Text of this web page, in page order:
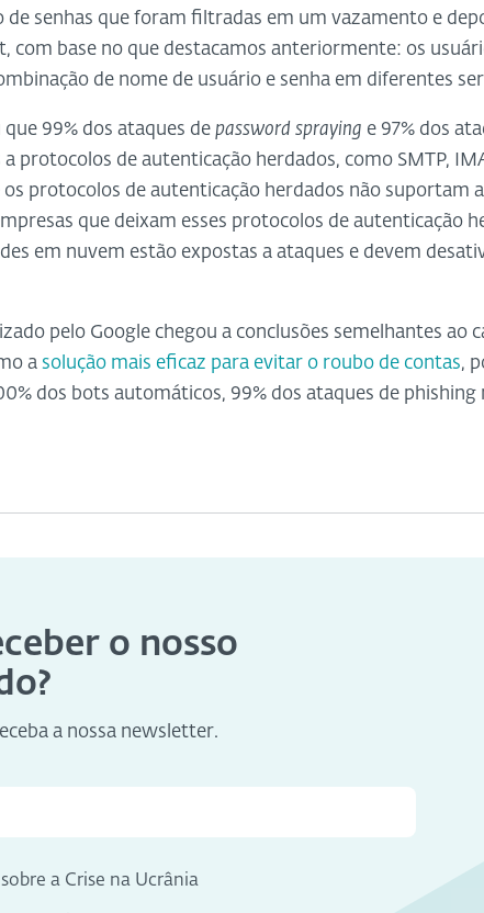
de senhas que foram filtradas em um vazamento e
com base no que destacamos anteriormente: os
de nome de usuário e senha em diferentes
99% dos ataques de password spraying e 97% dos
protocolos de autenticação herdados, como SMTP,
os protocolos de autenticação herdados não suportam a
que deixam esses protocolos de autenticação
em nuvem estão expostas a ataques e devem
pelo Google chegou a conclusões semelhantes ao
a solução mais eficaz para evitar o roubo de contas,
dos bots automáticos, 99% dos ataques de phishing
o nosso
a nossa newsletter.
a Crise na Ucrânia